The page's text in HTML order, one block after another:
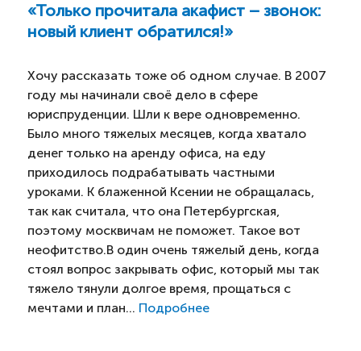
«Только прочитала акафист – звонок:
новый клиент обратился!»
Хочу рассказать тоже об одном случае. В 2007
году мы начинали своё дело в сфере
юриспруденции. Шли к вере одновременно.
Было много тяжелых месяцев, когда хватало
денег только на аренду офиса, на еду
приходилось подрабатывать частными
уроками. К блаженной Ксении не обращалась,
так как считала, что она Петербургская,
поэтому москвичам не поможет. Такое вот
неофитство.В один очень тяжелый день, когда
стоял вопрос закрывать офис, который мы так
тяжело тянули долгое время, прощаться с
мечтами и план... Подробнее